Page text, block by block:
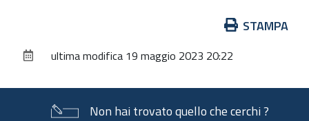
documento
STAMPA
ultima modifica 19 maggio 2023 20:22
Non hai trovato quello che cerchi ?